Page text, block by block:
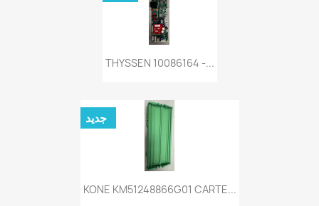
THYSSEN 10086164 -...
KONE KM51248866G01 CARTE...
جديد